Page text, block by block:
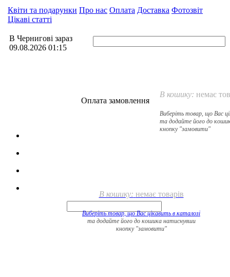
Квіти та подарунки Про нас Оплата Доставка Фотозвіт
Цікаві статті
В Чернигові зараз
09.08.2026 01:15
В кошику: немає
Виберіть товар, що Вас
та додайте його до
кнопку "замовити"
Оплата замовлення
В кошику: немає товарів
Виберіть товар, що Вас цікавить в каталозі
та додайте його до кошика натиснувши
кнопку "замовити"